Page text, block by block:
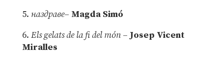
5. наздраве– Magda Simó
6. Els gelats de la fi del món – Josep Vicent
Miralles